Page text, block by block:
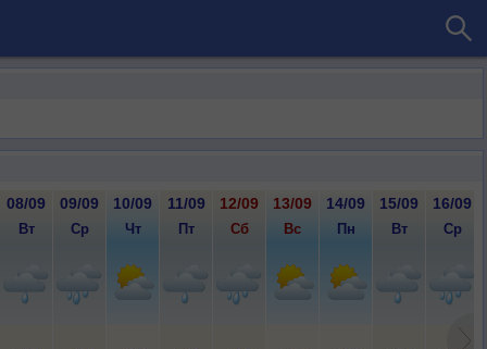
08/09 09/09 10/09 11/09 12/09 13/09 14/09 15/09 16/09
Вт Ср Чт Пт Сб Вс Пн Вт Ср